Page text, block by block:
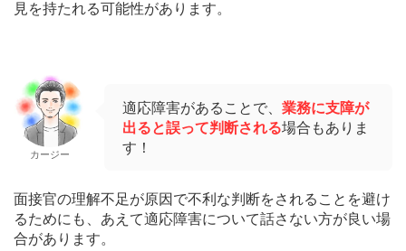
見を持たれる可能性があります。
カージー
適応障害があることで、 業務に支障が
出ると誤って判断される場合もありま
す！
面接官の理解不足が原因で不利な判断をされることを避け
るためにも、あえて適応障害について話さない方が良い場
合があります。